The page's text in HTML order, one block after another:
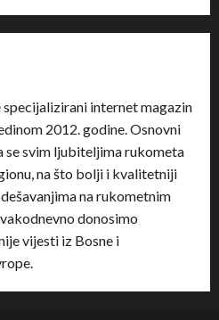
internet magazin
2012. godine. Osnovni
se svim ljubiteljima rukometa
na što bolji i kvalitetniji
na rukometnim
donosimo
vijesti iz Bosne i